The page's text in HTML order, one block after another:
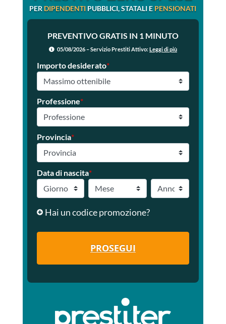
PER DIPENDENTI PUBBLICI, STATALI E PENSIONATI
PREVENTIVO GRATIS IN 1 MINUTO
05/08/2026 – Servizio Prestiti Attivo:Leggi di più
Importo desiderato*
Professione*
Provincia*
Data di nascita*
Hai un codice promozione?
PROSEGUI